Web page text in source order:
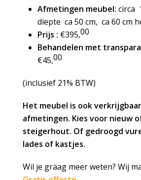
Afmetingen meubel: circa
diepte ca 50 cm, ca 60 cm
Prijs : €395,00
Behandelen met
€45,00
(inclusief 21% BTW)
Het meubel is ook
afmetingen. Kies voor nieuw
steigerhout. Of gedroogd
lades of kastjes.
Wil je graag meer weten? Wij